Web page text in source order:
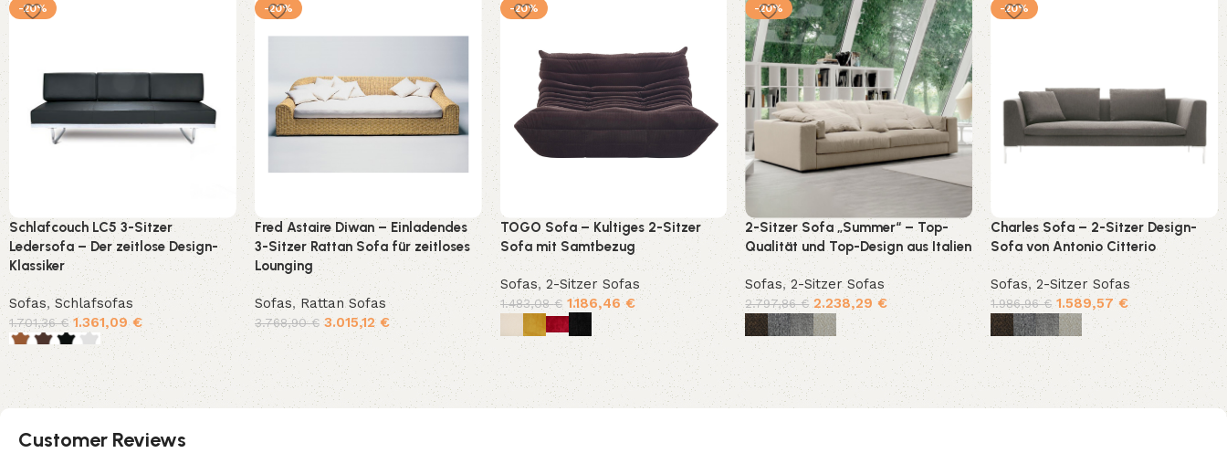
-20%
Schlafcouch LC5 3-Sitzer
Ledersofa – Der zeitlose Design-
Klassiker
Sofas,Schlafsofas
1.701,36€ 1.361,09€
Ausführung wählen
-20%
Fred Astaire Diwan – Einladendes
3-Sitzer Rattan Sofa für zeitloses
Lounging
Sofas, Rattan Sofas
3.768,90€ 3.015,12 €
In den Warenkorb
-20%
TOGO Sofa – Kultiges 2-Sitzer
Sofa mit Samtbezug
Sofas, 2-Sitzer Sofas
1.483,08€ 1.186,46€
Ausführung wählen
-20%
2-Sitzer Sofa „Summer“ – Top-
Qualität und Top-Design aus Italien
Sofas,2-Sitzer Sofas
2.797,86€ 2.238,29€
Ausführung wählen
-20%
Charles Sofa – 2-Sitzer Design-
Sofa von Antonio Citterio
Sofas,2-Sitzer Sofas
1.986,96€ 1.589,57€
Ausführung wählen
Customer Reviews